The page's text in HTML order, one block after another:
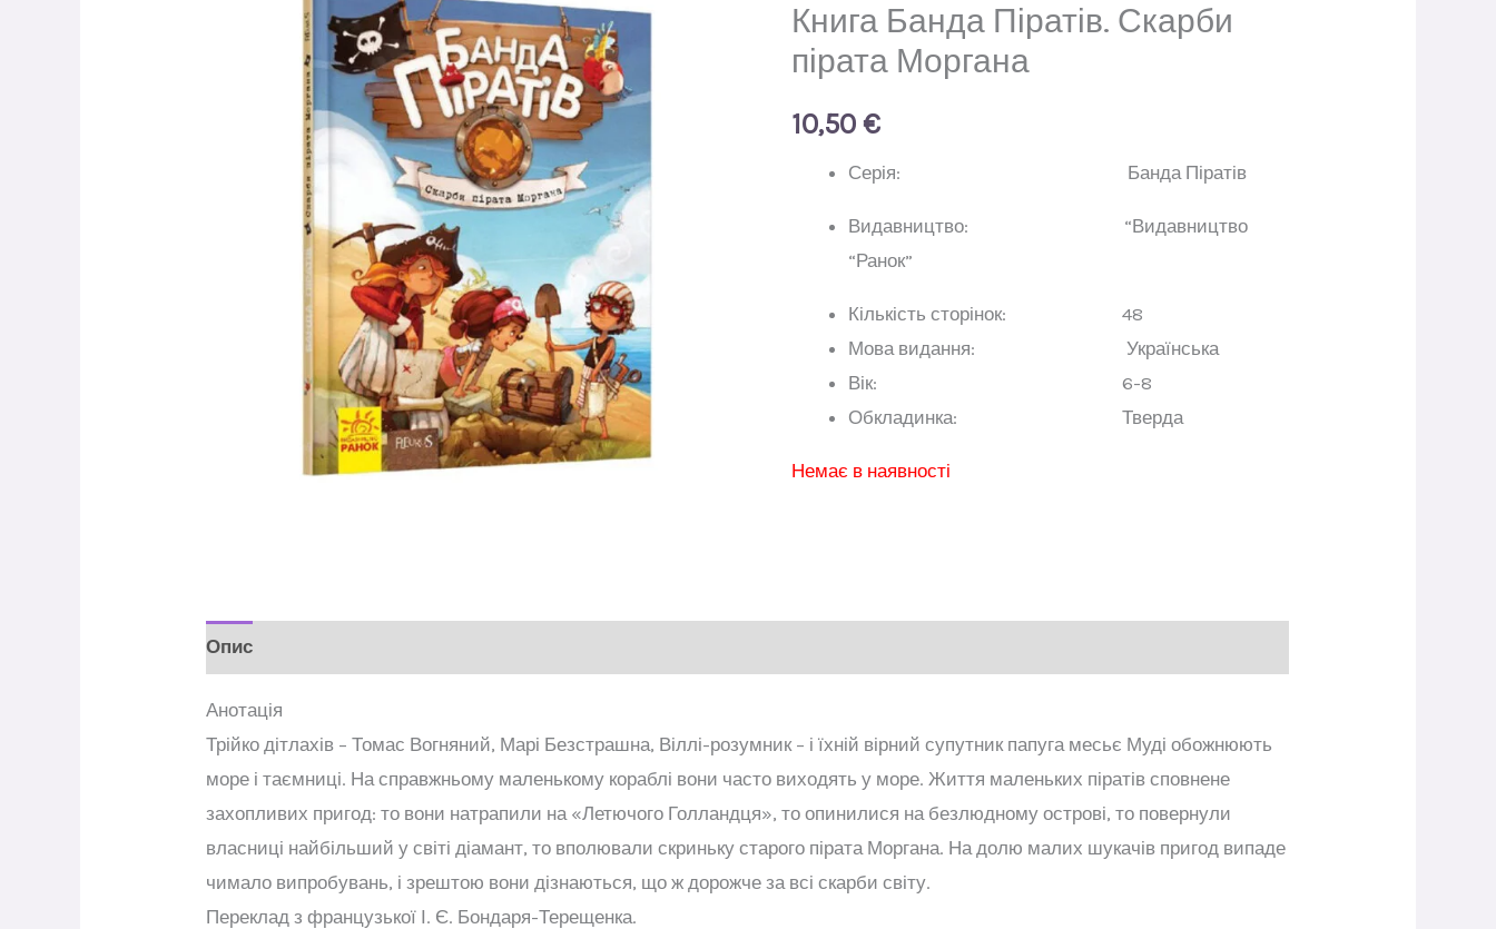
Книга Банда Піратів. Скарби
пірата Моргана
10,50 €
Серія: Банда Піратів
Видавництво: “Видавництво
“Ранок”
Кількість сторінок: 48
Мова видання: Українська
Вік: 6-8
Обкладинка: Тверда
Немає в наявності
Опис
Анотація
Трійко дітлахів – Томас Вогняний, Марі Безстрашна, Віллі-розумник – і їхній вірний супутник папуга месьє Муді обожнюють
море і таємниці. На справжньому маленькому кораблі вони часто виходять у море. Життя маленьких піратів сповнене
захопливих пригод: то вони натрапили на «Летючого Голландця», то опинилися на безлюдному острові, то повернули
власниці найбільший у світі діамант, то вполювали скриньку старого пірата Моргана. На долю малих шукачів пригод випаде
чимало випробувань, і зрештою вони дізнаються, що ж дорожче за всі скарби світу.
Переклад з французької І. Є. Бондаря-Терещенка.